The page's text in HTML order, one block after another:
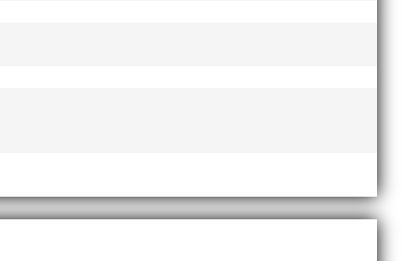
nyårsafton. Formen är enkel, ett eller två varv